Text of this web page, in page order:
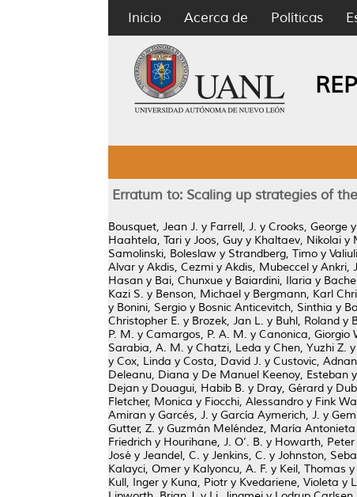
Inicio Acerca de Políticas
Erratum to: Scaling up strategies of
Bousquet, Jean J. y Farrell, J. y Crooks, George y
Haahtela, Tari y Joos, Guy y Khaltaev, Nikolai y
Samolinski, Boleslaw y Strandberg, Timo y
Alvar y Akdis, Cezmi y Akdis, Mubeccel y Ankri,
Hasan y Bai, Chunxue y Baiardini, Ilaria y
Kazi S. y Benson, Michael y Bergmann, Karl
y Bonini, Sergio y Bosnic Anticevitch, Sinthia y
Christopher E. y Brozek, Jan L. y Buhl, Roland y
P. M. y Camargos, P. A. M. y Canonica, Giorgio
Sarabia, A. M. y Chatzi, Leda y Chen, Yuzhi Z. y
y Cox, Linda y Costa, David J. y Custovic, Adnan
Deleanu, Diana y De Manuel Keenoy, Esteban y
Dejan y Douagui, Habib B. y Dray, Gérard y
Fletcher, Monica y Fiocchi, Alessandro y Fink
Amiran y Garcés, J. y García Aymerich, J. y
Gutter, Z. y Guzmán Meléndez, María Antonieta
Friedrich y Hourihane, J. O’. B. y Howarth, Peter
José y Jeandel, C. y Jenkins, C. y Johnston,
Kalayci, Omer y Kalyoncu, A. F. y Keil, Thomas y
Kull, Inger y Kuna, Piotr y Kvedariene, Violeta y